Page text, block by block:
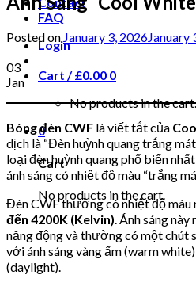
FAQ
Login
Cart /£0.00 0
No products in the cart.
0
Cart
No products in the cart.
Posted on January 3, 2026January
03
Jan
Bóng đèn CWF là viết tắt của
dịch là “Đèn huỳnh quang trắng
loại đèn huỳnh quang phổ biến
ánh sáng có nhiệt độ màu “trắng
Đèn CWF thường có nhiệt độ màu
đến 4200K (Kelvin). Ánh sáng
năng động và thường có một chút
với ánh sáng vàng ấm (warm
(daylight).